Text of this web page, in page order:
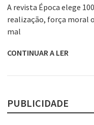
A revista Época elege
realização, força moral
mal
CONTINUAR A LER
PUBLICIDADE